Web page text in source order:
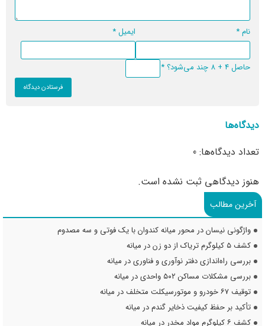
نام* ایمیل*
حاصل 4 + 8 چند می‌شود؟ *
دیدگاه‌ها
تعداد دیدگاه‌ها: 0
هنوز دیدگاهی ثبت نشده است.
آخرین مطالب
واژگونی نیسان در محور میانه کندوان با یک فوتی و سه مصدوم
کشف ۵ کیلوگرم تریاک از دو زن در میانه
بررسی راه‌اندازی دفتر نوآوری و فناوری در میانه
بررسی مشکلات مساکن ۵۰۲ واحدی در میانه
توقیف ۶۷ خودرو و موتورسیکلت متخلف در میانه
تأکید بر حفظ کیفیت ذخایر گندم در میانه
کشف ۶ کیلوگرم مواد مخدر در میانه